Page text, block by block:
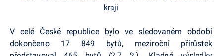
V celé České republice bylo ve sledovaném období
dokončeno 17 849 bytů, meziroční přírůstek